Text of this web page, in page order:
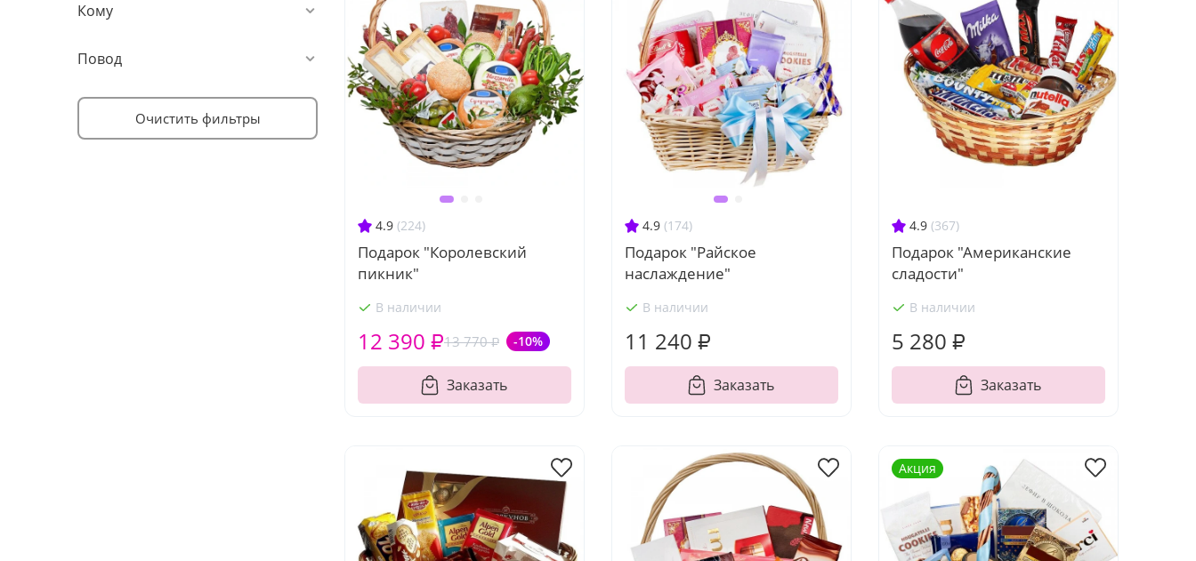
Кому
Повод
Очистить фильтры
4.9 (224)
Подарок "Королевский
пикник"
В наличии
13 770 ₽ -10%
12 390 ₽
Заказать
4.9 (174)
Подарок "Райское
наслаждение"
В наличии
11 240 ₽
Заказать
4.9 (367)
Подарок "Американские
сладости"
В наличии
5 280 ₽
Заказать
Акция